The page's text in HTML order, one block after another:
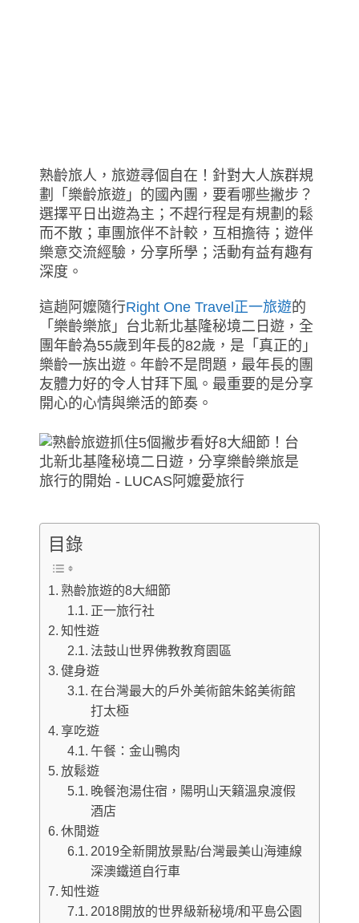
熟齡旅人，旅遊尋個自在！針對大人族群規
劃「樂齡旅遊」的國內團，要看哪些撇步？
選擇平日出遊為主；不趕行程是有規劃的鬆
而不散；車團旅伴不計較，互相擔待；遊伴
樂意交流經驗，分享所學；活動有益有趣有
深度。
這趟阿嬤隨行Right One Travel正一旅遊的
「樂齡樂旅」台北新北基隆秘境二日遊，全
團年齡為55歲到年長的82歲，是「真正的」
樂齡一族出遊。年齡不是問題，最年長的團
友體力好的令人甘拜下風。最重要的是分享
開心的心情與樂活的節奏。
目錄
熟齡旅遊的8大細節
正一旅行社
知性遊
法鼓山世界佛教教育園區
健身遊
在台灣最大的戶外美術館朱銘美術館
打太極
享吃遊
午餐：金山鴨肉
放鬆遊
晚餐泡湯住宿，陽明山天籟溫泉渡假
酒店
休閒遊
2019全新開放景點/台灣最美山海連線
深澳鐵道自行車
知性遊
2018開放的世界級新秘境/和平島公園